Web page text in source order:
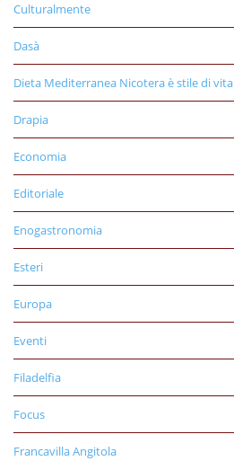
Culturalmente
Dasà
Dieta Mediterranea Nicotera è stile di vita
Drapia
Economia
Editoriale
Enogastronomia
Esteri
Europa
Eventi
Filadelfia
Focus
Francavilla Angitola